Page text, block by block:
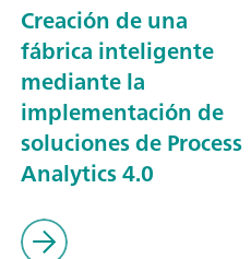
Creación de una
fábrica inteligente
mediante la
implementación de
soluciones de Process
Analytics 4.0